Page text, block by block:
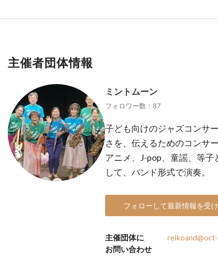
主催者団体情報
ミントムーン
フォロワー数：87
子ども向けのジャズコンサ
さを、伝えるためのコンサ
アニメ、J-pop、童謡、等
して、バンド形式で演奏。
フォローして最新情報を受
主催団体に
お問い合わせ